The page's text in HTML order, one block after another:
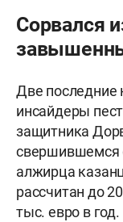
Сорвался
Две последние
инсайдеры
защитника
свершившемся
алжирца
рассчитан до
тыс. евро в